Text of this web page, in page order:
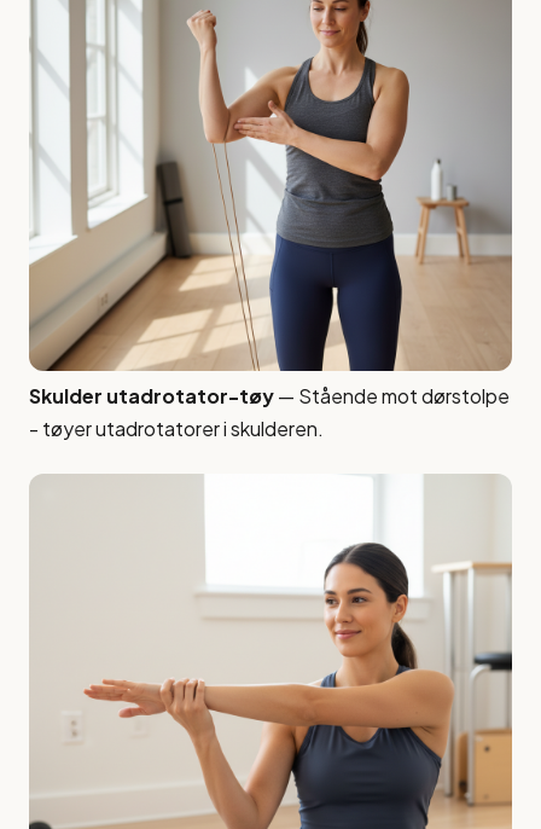
Skulder utadrotator-tøy— Stående mot dørstolpe
- tøyer utadrotatorer i skulderen.